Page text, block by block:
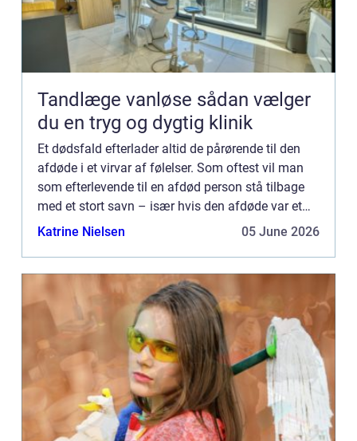
Tandlæge vanløse sådan vælger
du en tryg og dygtig klinik
Et dødsfald efterlader altid de pårørende til den
afdøde i et virvar af følelser. Som oftest vil man
som efterlevende til en afdød person stå tilbage
med et stort savn – især hvis den afdøde var et
nærtstående familiemedlem, en kær ven, eller
Katrine Nielsen 05 June 2026